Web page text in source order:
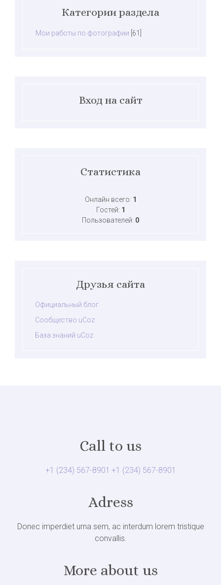
Категории раздела
Мои работы по фотографии [61]
Вход на сайт
Статистика
Онлайн всего: 1
Гостей: 1
Пользователей: 0
Друзья сайта
Официальный блог
Сообщество uCoz
База знаний uCoz
Call to us
+1 (234) 567-8901 +1 (234) 567-8901
Adress
Donec imperdiet urna sem, ac interdum lorem tristique
convallis.
More about us